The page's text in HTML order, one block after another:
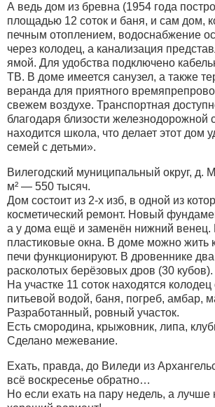
А ведь дом из бревна (1954 года
площадью 12 соток и баня, и сам дом,
печным отоплением, водоснабжение
через колодец, а канализация
ямой. Для удобства подключено
ТВ. В доме имеется санузел, а также
веранда для приятного
свежем воздухе. Транспортная
благодаря близости железнодорожной
находится школа, что делает этот дом
семей с детьми».
Вилегодский муниципальный округ, д.
м² — 550 тысяч.
Дом состоит из 2-х изб, в одной из
косметический ремонт. Новый
а у дома ещё и заменён нижний венец.
пластиковые окна. В доме можно жить
печи функционируют. В дровеннике
расколотых берёзовых дров (30 кубов).
На участке 11 соток находятся
питьевой водой, баня, погреб, амбар,
Разработанный, ровный участок.
Есть смородина, крыжовник, липа,
Сделано межевание.
Ехать, правда, до Виледи из
всё воскресенье обратно…
Но если ехать на пару недель, а